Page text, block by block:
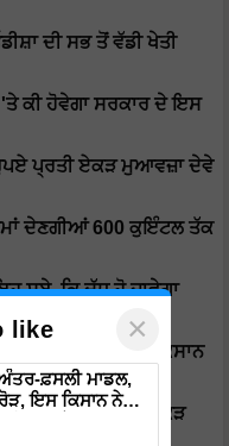
ਦੀ ਸਭ ਤੋਂ ਵੱਡੀ ਖੇਤੀ
'ਤੇ ਕੀ ਹੋਵੇਗਾ ਸਰਕਾਰ ਦੇ ਇਸ
ਪ੍ਰਤੀ ਏਕੜ ਮੁਆਵਜ਼ਾ ਦੇਵੇ
ਦੇਣਗੀਆਂ 600 ਕੁਇੰਟਲ ਤੱਕ
ਸੂਬੇ, ਕਿ ਦੁੱਧ ਹੋ ਜਾਵੇਗਾ
ਵੱਲੋਂ ਤੋਹਫਾ, ਮਿਲੇਗੀ ਕਿਸਾਨ
14 ਕੁਇੰਟਲ ਪ੍ਰਤੀ ਏਕੜ
like ×
ਫ਼ਸਲੀ ਮਾਡਲ,
ਇਸ ਕਿਸਾਨ ਨੇ